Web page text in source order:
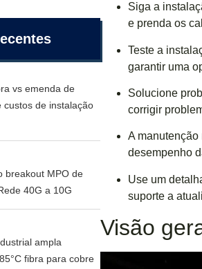
vs emenda de
custos de instalação
breakout MPO de
40G a 10G
ampla
fibra para cobre
Siga a
e prenda os
Teste a
garantir uma
Solucione
corrigir
A
desempenho
Use um
suporte a
Visão